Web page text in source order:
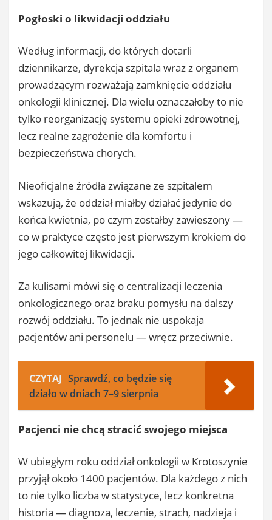
Pogłoski o likwidacji oddziału
Według informacji, do których dotarli
dziennikarze, dyrekcja szpitala wraz z organem
prowadzącym rozważają zamknięcie oddziału
onkologii klinicznej. Dla wielu oznaczałoby to nie
tylko reorganizację systemu opieki zdrowotnej,
lecz realne zagrożenie dla komfortu i
bezpieczeństwa chorych.
Nieoficjalne źródła związane ze szpitalem
wskazują, że oddział miałby działać jedynie do
końca kwietnia, po czym zostałby zawieszony —
co w praktyce często jest pierwszym krokiem do
jego całkowitej likwidacji.
Za kulisami mówi się o centralizacji leczenia
onkologicznego oraz braku pomysłu na dalszy
rozwój oddziału. To jednak nie uspokaja
pacjentów ani personelu — wręcz przeciwnie.
CZYTAJ Sprawdź, co będzie się
działo w dniach 7–9 sierpnia
Pacjenci nie chcą stracić swojego miejsca
W ubiegłym roku oddział onkologii w Krotoszynie
przyjął około 1400 pacjentów. Dla każdego z nich
to nie tylko liczba w statystyce, lecz konkretna
historia — diagnoza, leczenie, strach, nadzieja i